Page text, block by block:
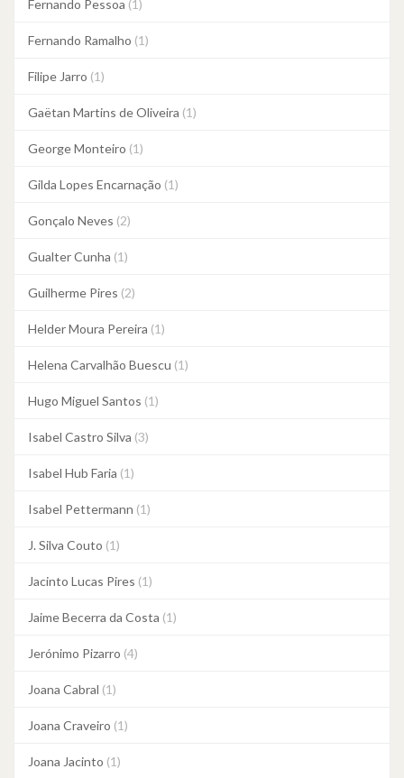
Fernando Pessoa (1)
Fernando Ramalho (1)
Filipe Jarro (1)
Gaëtan Martins de Oliveira (1)
George Monteiro (1)
Gilda Lopes Encarnação (1)
Gonçalo Neves (2)
Gualter Cunha (1)
Guilherme Pires (2)
Helder Moura Pereira (1)
Helena Carvalhão Buescu (1)
Hugo Miguel Santos (1)
Isabel Castro Silva (3)
Isabel Hub Faria (1)
Isabel Pettermann (1)
J. Silva Couto (1)
Jacinto Lucas Pires (1)
Jaime Becerra da Costa (1)
Jerónimo Pizarro (4)
Joana Cabral (1)
Joana Craveiro (1)
Joana Jacinto (1)